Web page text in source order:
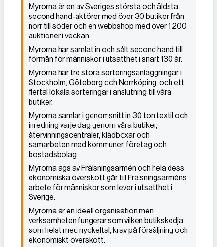
Myrorna är en av Sveriges största och äldsta
second hand-aktörer med över 30 butiker från
norr till söder och en webbshop med över 1 200
auktioner i veckan.
Myrorna har samlat in och sålt second hand till
förmån för människor i utsatthet i snart 130 år.
Myrorna har tre stora sorteringsanläggningar i
Stockholm, Göteborg och Norrköping, och ett
flertal lokala sorteringar i anslutning till våra
butiker.
Myrorna samlar i genomsnitt in 30 ton textil och
inredning varje dag genom våra butiker,
återvinningscentraler, klädboxar och
samarbeten med kommuner, företag och
bostadsbolag.
Myrorna ägs av Frälsningsarmén och hela dess
ekonomiska överskott går till Frälsningsarméns
arbete för människor som lever i utsatthet i
Sverige.
Myrorna är en ideell organisation men
verksamheten fungerar som vilken butikskedja
som helst med nyckeltal, krav på försäljning och
ekonomiskt överskott.